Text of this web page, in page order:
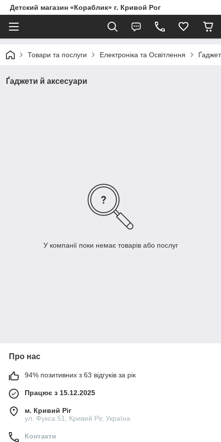
Детский магазин «Кораблик» г. Кривой Рог
Товари та послуги Електроніка та Освітлення
Ґаджети й аксесуари
У компанії поки немає товарів або послуг
Про нас
94% позитивних з 63 відгуків за рік
Працює з 15.12.2025
м. Кривий Ріг
ул. Фукса 51, Кривий Ріг, Україна
Контакти